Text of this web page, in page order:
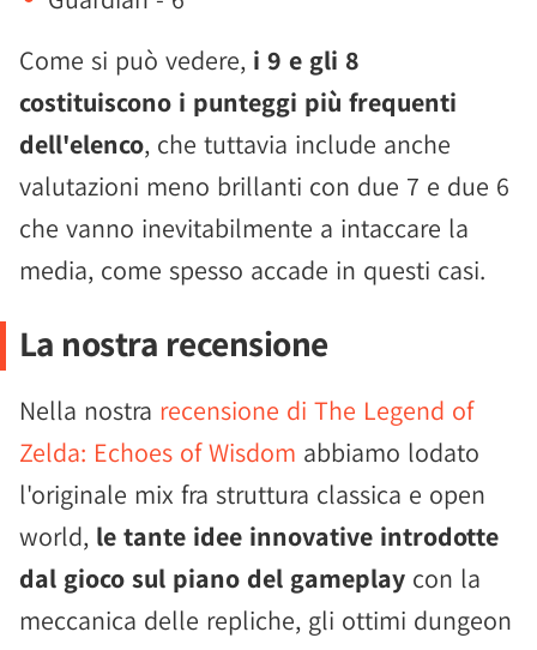
Come si può vedere, i 9 e gli 8
costituiscono i punteggi più frequenti
dell'elenco, che tuttavia include anche
valutazioni meno brillanti con due 7 e due 6
che vanno inevitabilmente a intaccare la
media, come spesso accade in questi casi.
La nostra recensione
Nella nostra recensione di The Legend of
Zelda: Echoes of Wisdom abbiamo lodato
l'originale mix fra struttura classica e open
world, le tante idee innovative introdotte
dal gioco sul piano del gameplay con la
meccanica delle repliche, gli ottimi dungeon